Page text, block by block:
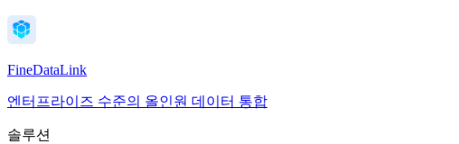
FineDataLink
엔터프라이즈 수준의 올인원 데이터 통합
솔루션